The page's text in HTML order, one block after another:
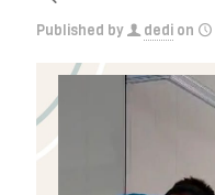
Published by dedi on